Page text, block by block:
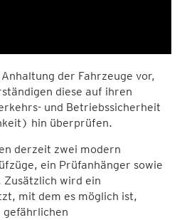
der Fahrzeuge vor,
diese auf ihren
und Betriebssicherheit
hin überprüfen.
derzeit zwei modern
ein Prüfanhänger sowie
Zusätzlich wird ein
mit dem es möglich ist,
gefährlichen